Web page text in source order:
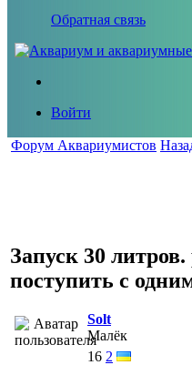
Обратная связь
Войти
Форум Аквариумистов
Запуск 30
поступить с
Solt
Малёк
16 2